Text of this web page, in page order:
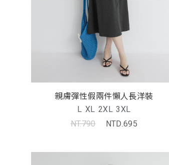
親膚彈性假兩件懶人長洋裝
L XL 2XL 3XL
NT.790
NTD.695